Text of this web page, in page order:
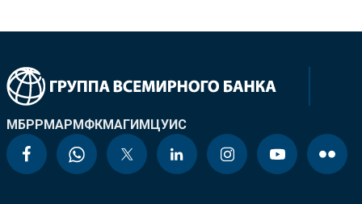
МБРРМАРМФКМАГИМЦУИС